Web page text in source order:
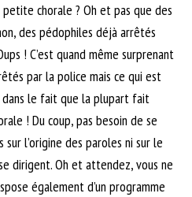
chorale ? Oh et pas que des
des pédophiles déjà arrêtés
! C’est quand même surprenant
par la police mais ce qui est
le fait que la plupart fait
! Du coup, pas besoin de se
l’origine des paroles ni sur le
dirigent. Oh et attendez, vous ne
également d’un programme